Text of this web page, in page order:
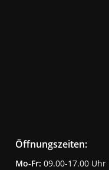
Öffnungszeiten:
Mo-Fr: 09.00-17.00 Uhr